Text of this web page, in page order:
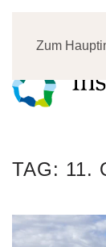
Zum
TAG: 11.